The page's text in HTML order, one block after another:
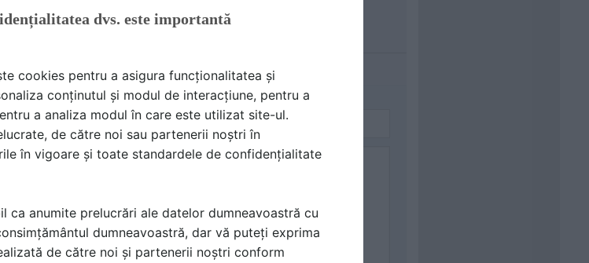
dvs. este importantă
cookies pentru a asigura funcționalitatea și
conținutul și modul de interacțiune, pentru a
a analiza modul în care este utilizat site-ul.
de către noi sau partenerii noștri în
în vigoare și toate standardele de confidențialitate
ca anumite prelucrări ale datelor dumneavoastră cu
dumneavoastră, dar vă puteți exprima
de către noi și partenerii noștri conform